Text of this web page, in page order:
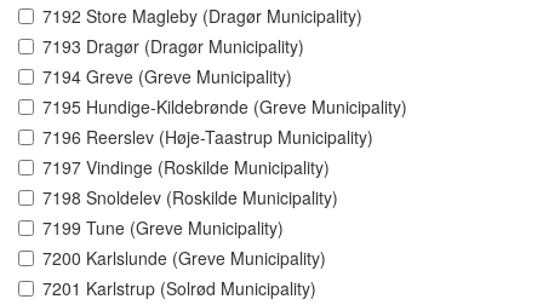
7192 Store Magleby (Dragør Municipality)
7193 Dragør (Dragør Municipality)
7194 Greve (Greve Municipality)
7195 Hundige-Kildebrønde (Greve Municipality)
7196 Reerslev (Høje-Taastrup Municipality)
7197 Vindinge (Roskilde Municipality)
7198 Snoldelev (Roskilde Municipality)
7199 Tune (Greve Municipality)
7200 Karlslunde (Greve Municipality)
7201 Karlstrup (Solrød Municipality)